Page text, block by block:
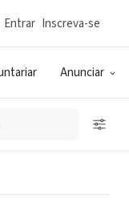
Anunciar
Entrar Inscreva-se